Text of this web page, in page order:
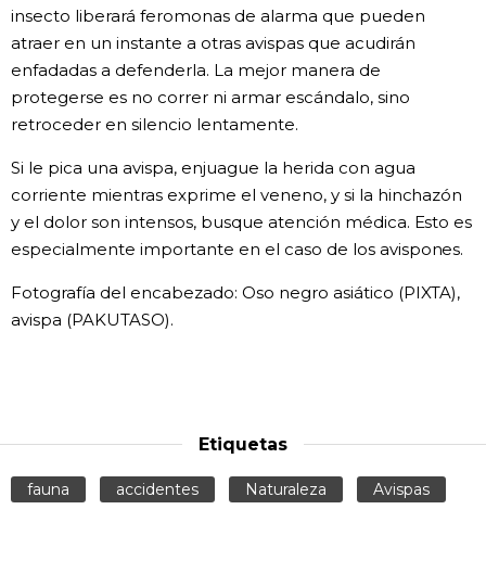
insecto liberará feromonas de alarma que pueden
atraer en un instante a otras avispas que acudirán
enfadadas a defenderla. La mejor manera de
protegerse es no correr ni armar escándalo, sino
retroceder en silencio lentamente.
Si le pica una avispa, enjuague la herida con agua
corriente mientras exprime el veneno, y si la hinchazón
y el dolor son intensos, busque atención médica. Esto es
especialmente importante en el caso de los avispones.
Fotografía del encabezado: Oso negro asiático (PIXTA),
avispa (PAKUTASO).
Etiquetas
fauna accidentes Naturaleza Avispas